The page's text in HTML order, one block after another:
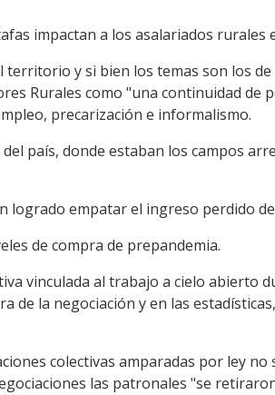
impactan a los asalariados rurales
y si bien los temas son los
Rurales como "una continuidad de
precarización e informalismo.
país, donde estaban los campos
logrado empatar el ingreso perdido
de compra de prepandemia.
vinculada al trabajo a cielo abierto
de la negociación y en las
colectivas amparadas por ley no
las patronales "se